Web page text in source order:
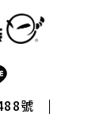
號